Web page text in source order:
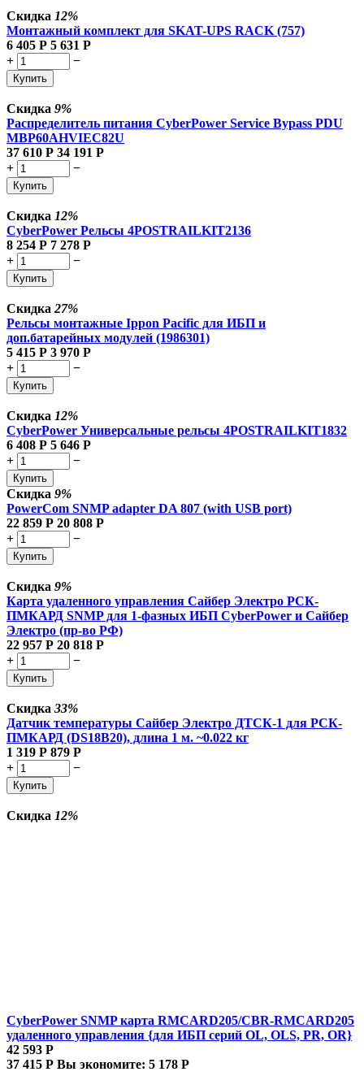
Скидка 12%
Монтажный комплект для SKAT-UPS RACK (757)
6 405 Р 5 631 Р
+
−
Купить
Скидка 9%
Распределитель питания CyberPower Service Bypass PDU
MBP60AHVIEC82U
37 610 Р 34 191 Р
+
−
Купить
Скидка 12%
CyberPower Рельсы 4POSTRAILKIT2136
8 254 Р 7 278 Р
+
−
Купить
Скидка 27%
Рельсы монтажные Ippon Pacific для ИБП и
доп.батарейных модулей (1986301)
5 415 Р 3 970 Р
+
−
Купить
Скидка 12%
CyberPower Универсальные рельсы 4POSTRAILKIT1832
6 408 Р 5 646 Р
+
−
Купить
Скидка 9%
PowerCom SNMP adapter DA 807 (with USB port)
22 859 Р 20 808 Р
+
−
Купить
Скидка 9%
Карта удаленного управления Сайбер Электро РСК-
ПМКАРД SNMP для 1-фазных ИБП CyberPower и Сайбер
Электро (пр-во РФ)
22 957 Р 20 818 Р
+
−
Купить
Скидка 33%
Датчик температуры Сайбер Электро ДТСК-1 для РСК-
ПМКАРД (DS18B20), длина 1 м. ~0.022 кг
1 319 Р 879 Р
+
−
Купить
Скидка 12%
CyberPower SNMP карта RMCARD205/CBR-RMCARD205
удаленного управления {для ИБП серий OL, OLS, PR, OR}
42 593 Р
37 415 Р Вы экономите: 5 178 Р